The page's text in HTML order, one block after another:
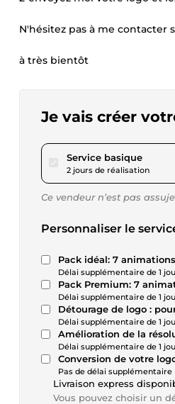
N'hésitez pas à me contacter
à très bientôt
Je vais créer
Service basiquepour
2 jours de réalisation
Ce vendeur n’est pas
Personnaliser le
Pack idéal: 7
Délai supplémentaire de 1
Pack Premium: 7
Délai supplémentaire de 1
Détourage de logo :
Délai supplémentaire de 1
Amélioration de la
Délai supplémentaire de 1
Conversion de votre
Pas de délai supplémentaire
Livraison express
Vous pouvez choisir un